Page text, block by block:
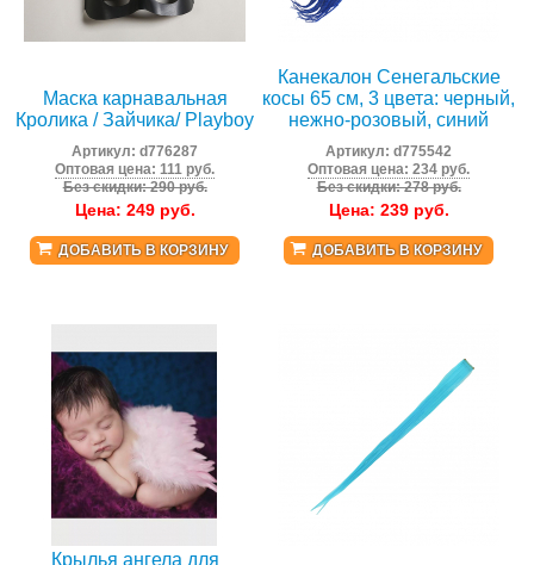
Маска карнавальная
Кролика / Зайчика/ Playboy
Артикул:d776287
Оптовая цена: 111 руб.
Без скидки: 290 руб.
Цена: 249руб.
ДОБАВИТЬ В КОРЗИНУ
Канекалон Сенегальские
косы 65 см, 3 цвета: черный,
нежно-розовый, синий
Артикул:d775542
Оптовая цена: 234 руб.
Без скидки: 278 руб.
Цена: 239руб.
ДОБАВИТЬ В КОРЗИНУ
Крылья ангела для